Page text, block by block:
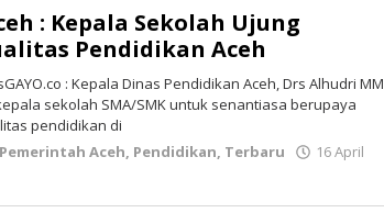
: Kepala Sekolah Ujung
Pendidikan Aceh
: Kepala Dinas Pendidikan Aceh, Drs Alhudri MM
sekolah SMA/SMK untuk senantiasa berupaya
pendidikan di
Pemerintah Aceh, Pendidikan, Terbaru
16 April